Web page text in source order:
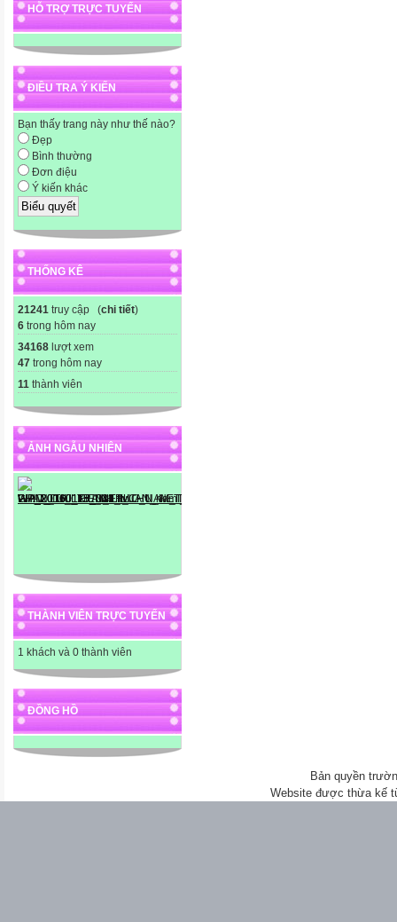
HỖ TRỢ TRỰC TUYẾN
ĐIỀU TRA Ý KIẾN
Bạn thấy trang này như thế nào?
Đẹp
Bình thường
Đơn điệu
Ý kiến khác
THỐNG KÊ
21241 truy cập (chi tiết)
6 trong hôm nay
34168 lượt xem
47 trong hôm nay
11 thành viên
ẢNH NGẪU NHIÊN
THÀNH VIÊN TRỰC TUYẾN
1 khách và 0 thành viên
ĐỒNG HỒ
Bản quyền
Website được thừa kế